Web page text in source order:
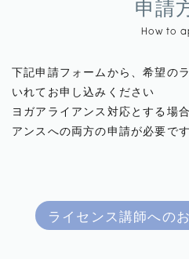
申請
How to
下記申請フォームから、希望の
いれてお申し込みください
ヨガアライアンス対応とする場
アンスへの両方の申請が必要です
ライセンス講師への